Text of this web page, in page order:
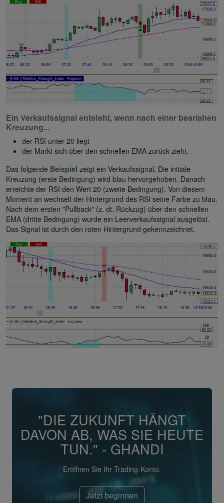
Ein Verkaufssignal entsteht, wenn nach einer bearishen
Kreuzung...
der RSI unter 20 liegt
der Markt sich über den schnellen EMA zurück zieht.
Das folgende Beispiel zeigt ein Verkaufssignal. Die initiale
Kreuzung (erste Bedingung) wird blau hervorgehoben. Danach
erreichte der RSI den Wert 20 (zweite Bedingung). Von diesem
Moment an wechselt der Hintergrund des RSI seine Farbe zu blau.
Nach dem ersten "Pullback" (z. dt. Rückzug) über den schnellen
EMA (dritte Bedingung) wurde ein Leerverkaufssignal ausgelöst.
Das Signal ist durch den roten Hintergrund gekennzeichnet.
"DIE ZUKUNFT HÄNGT
DAVON AB, WAS SIE HEUTE
TUN." - GHANDI
Eröffnen Sie Ihr Trading-Konto.
Jetzt beginnen